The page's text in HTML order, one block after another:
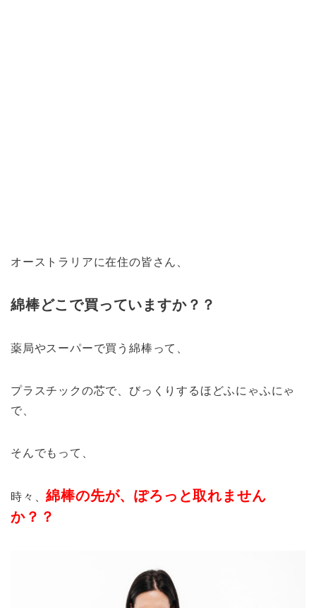
オーストラリアに在住の皆さん、
綿棒どこで買っていますか？？
薬局やスーパーで買う綿棒って、
プラスチックの芯で、びっくりするほどふにゃふにゃ
で、
そんでもって、
時々、綿棒の先が、ぽろっと取れません
か？？